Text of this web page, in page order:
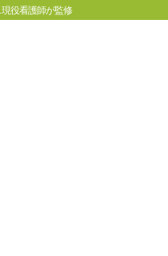
役看護師が監修